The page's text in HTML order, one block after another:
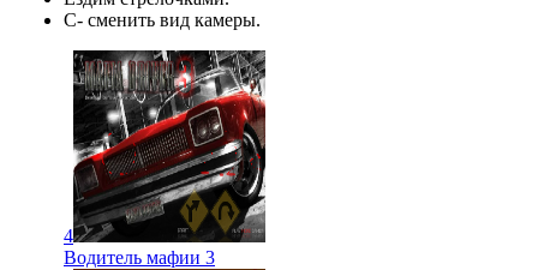
C- сменить вид камеры.
4
Водитель мафии 3